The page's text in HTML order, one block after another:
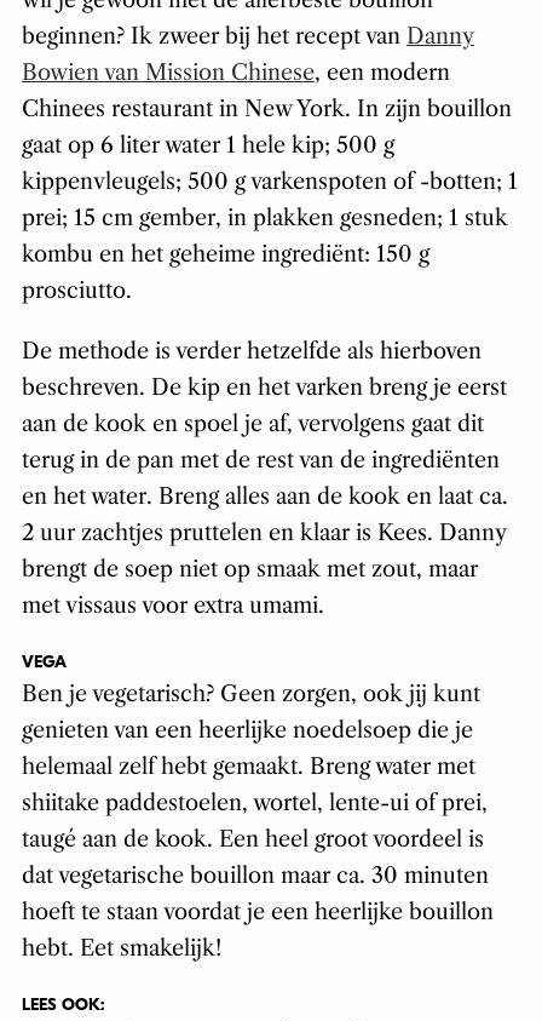
beginnen? Ik zweer bij het recept van Danny
Bowien van Mission Chinese, een modern
Chinees restaurant in New York. In zijn bouillon
gaat op 6 liter water 1 hele kip; 500 g
kippenvleugels; 500 g varkenspoten of -botten; 1
prei; 15 cm gember, in plakken gesneden; 1 stuk
kombu en het geheime ingrediënt: 150 g
prosciutto.
De methode is verder hetzelfde als hierboven
beschreven. De kip en het varken breng je eerst
aan de kook en spoel je af, vervolgens gaat dit
terug in de pan met de rest van de ingrediënten
en het water. Breng alles aan de kook en laat ca.
2 uur zachtjes pruttelen en klaar is Kees. Danny
brengt de soep niet op smaak met zout, maar
met vissaus voor extra umami.
VEGA
Ben je vegetarisch? Geen zorgen, ook jij kunt
genieten van een heerlijke noedelsoep die je
helemaal zelf hebt gemaakt. Breng water met
shiitake paddestoelen, wortel, lente-ui of prei,
taugé aan de kook. Een heel groot voordeel is
dat vegetarische bouillon maar ca. 30 minuten
hoeft te staan voordat je een heerlijke bouillon
hebt. Eet smakelijk!
LEES OOK: